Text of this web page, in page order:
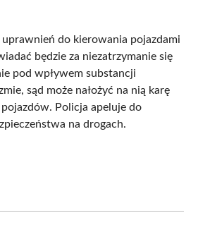
do kierowania pojazdami
będzie za niezatrzymanie się
pod wpływem substancji
sąd może nałożyć na nią karę
Policja apeluje do
na drogach.